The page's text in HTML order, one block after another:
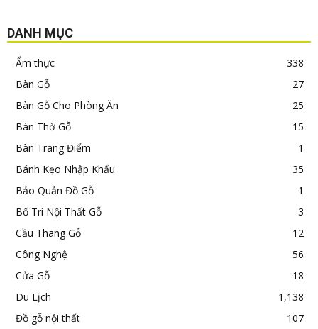
DANH MỤC
Ẩm thực
338
Bàn Gỗ
27
Bàn Gỗ Cho Phòng Ăn
25
Bàn Thờ Gỗ
15
Bàn Trang Điểm
1
Bánh Kẹo Nhập Khẩu
35
Bảo Quản Đồ Gỗ
1
Bố Trí Nội Thất Gỗ
3
Cầu Thang Gỗ
12
Công Nghệ
56
Cửa Gỗ
18
Du Lịch
1,138
Đồ gỗ nội thất
107